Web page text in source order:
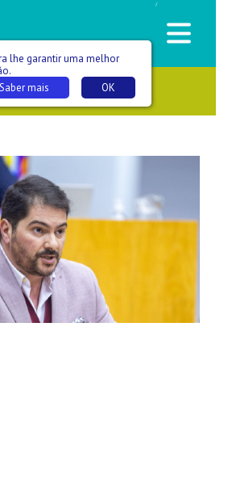
/
lhe garantir uma melhor
OK
Saber mais